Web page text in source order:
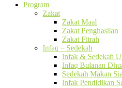
Program
Zakat
Zakat Maal
Zakat Penghasilan
Zakat Fitrah
Infaq – Sedekah
Infak & Sedekah
Infaq Bulanan
Sedekah Makan
Infak Pendidikan